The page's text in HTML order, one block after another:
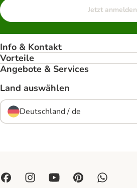
Jetzt anmelden
Info & Kontakt
Vorteile
Angebote & Services
Land auswählen
Deutschland / de